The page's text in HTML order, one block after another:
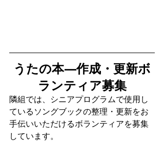
うたの本―作成・更新ボ
ランティア募集
隣組では、シニアプログラムで使用し
ているソングブックの整理・更新をお
手伝いいただけるボランティアを募集
しています。